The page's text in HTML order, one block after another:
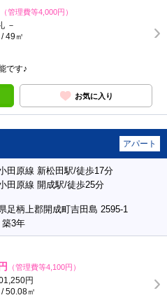
（管理費等4,000円）
－
49㎡
です♪
お気に入り
アパート
田原線 新松田駅/徒歩17分
田原線 開成駅/徒歩25分
足柄上郡開成町吉田島 2595-1
3年
（管理費等4,100円）
円
50.08㎡